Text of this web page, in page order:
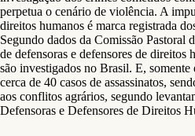
perpetua o cenário de violência. A
direitos humanos é marca registrada
Segundo dados da Comissão Pastoral
de defensoras e defensores de
são investigados no Brasil. E, somente
cerca de 40 casos de assassinatos,
aos conflitos agrários, segundo
Defensoras e Defensores de Direitos